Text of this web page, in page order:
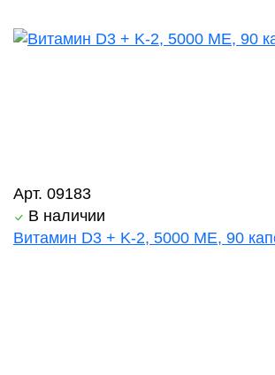
Арт. 09183
В наличии
Витамин D3 + K-2, 5000 ME, 90